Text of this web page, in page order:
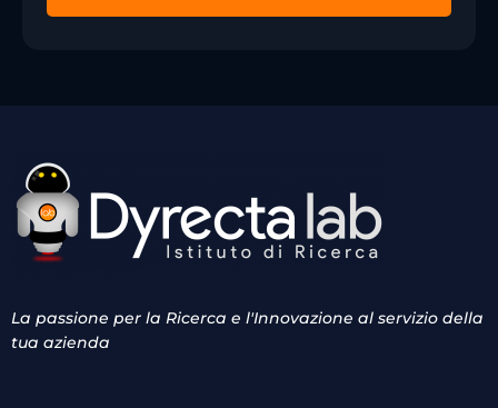
La passione per la Ricerca e l'Innovazione al servizio della
tua azienda